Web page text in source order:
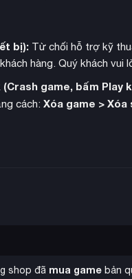
bị):Từ chối hỗ trợ kỹ
hàng. Quý khách vui
game, bấm Play
cách: Xóa game >
shop đã mua game bản